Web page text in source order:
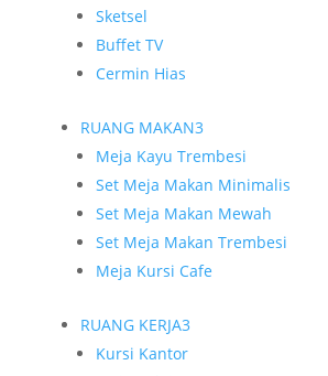
Sketsel
Buffet TV
Cermin Hias
RUANG MAKAN3
Meja Kayu Trembesi
Set Meja Makan Minimalis
Set Meja Makan Mewah
Set Meja Makan Trembesi
Meja Kursi Cafe
RUANG KERJA3
Kursi Kantor